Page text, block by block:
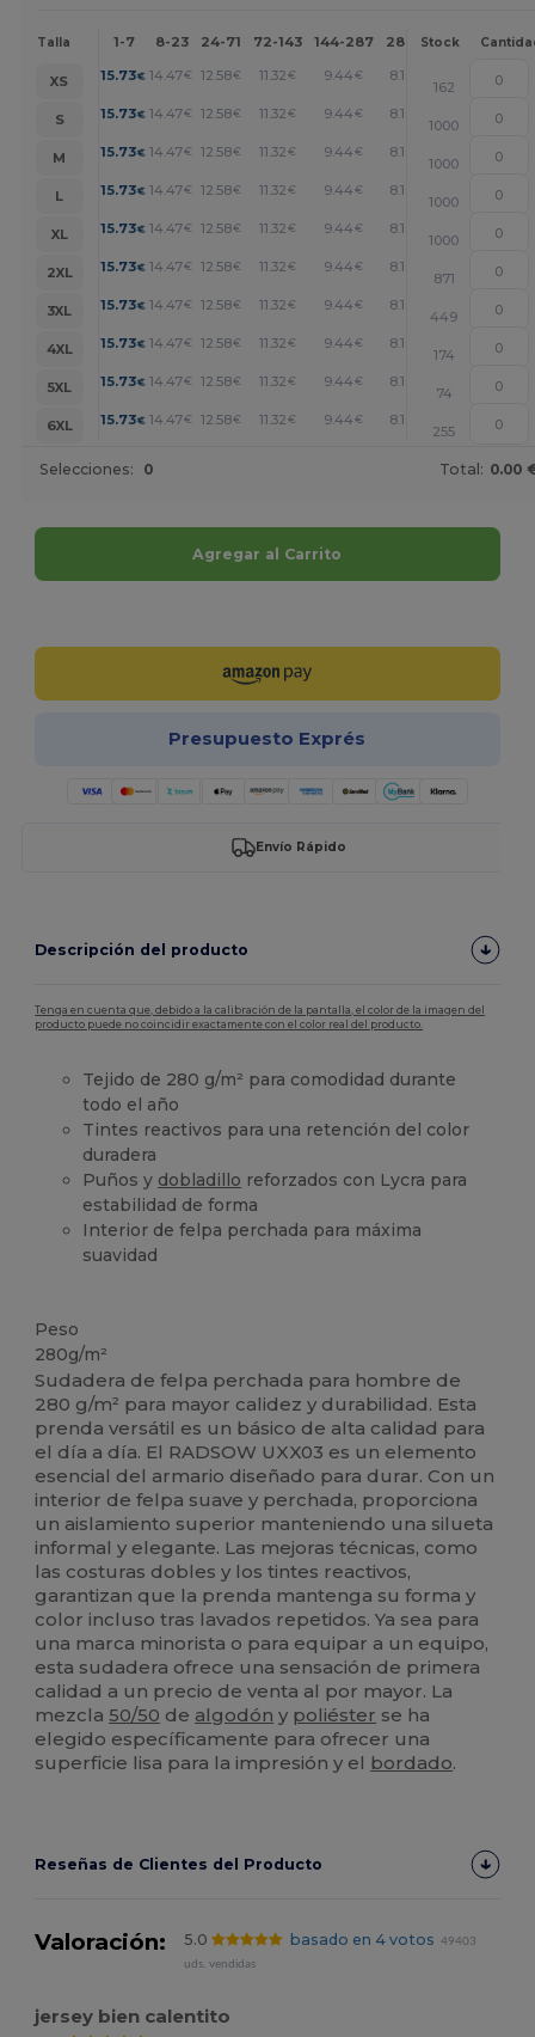
Talla 1-7 8-23 24-71 72-143 144-287 288 + Más
Stock
XS 15.73€ 14.47€ 12.58€ 11.32€ 9.44 € 8.18 +
162
S
15.73€ 14.47€ 12.58€ 11.32€ 9.44 € 8.18 +
1000
M
15.73€ 14.47€ 12.58€ 11.32€ 9.44 € 8.18 +
1000
L
15.73€ 14.47€ 12.58€ 11.32€ 9.44 € 8.18 +
1000
XL
15.73€ 14.47€ 12.58€ 11.32€ 9.44 € 8.18 +
1000
2XL
15.73€ 14.47€ 12.58€ 11.32€ 9.44 € 8.18 +
871
3XL
15.73€ 14.47€ 12.58€ 11.32€ 9.44 € 8.18 +
449
4XL
15.73€ 14.47€ 12.58€ 11.32€ 9.44 € 8.18 +
174
5XL
15.73€ 14.47€ 12.58€ 11.32€ 9.44 € 8.18 +
74
6XL
15.73€ 14.47€ 12.58€ 11.32€ 9.44 € 8.18 +
255
Selecciones: 0 Total: 0.00
Agregar al Carrito
Presupuesto Exprés
Envío Rápido
Descripción del producto
Tenga en cuenta que, debido a la calibración de la pantalla, el color de la imagen del
producto puede no coincidir exactamente con el color real del producto.
Tejido de 280 g/m² para comodidad durante
todo el año
Tintes reactivos para una retención del color
duradera
Puños y dobladillo reforzados con Lycra para
estabilidad de forma
Interior de felpa perchada para máxima
suavidad
Peso
280g/m²
Sudadera de felpa perchada para hombre de
280 g/m² para mayor calidez y durabilidad. Esta
prenda versátil es un básico de alta calidad para
el día a día. El RADSOW UXX03 es un elemento
esencial del armario diseñado para durar. Con un
interior de felpa suave y perchada, proporciona
un aislamiento superior manteniendo una silueta
informal y elegante. Las mejoras técnicas, como
las costuras dobles y los tintes reactivos,
garantizan que la prenda mantenga su forma y
color incluso tras lavados repetidos. Ya sea para
una marca minorista o para equipar a un equipo,
esta sudadera ofrece una sensación de primera
calidad a un precio de venta al por mayor. La
mezcla50/50 de algodón y poliéster se ha
elegido específicamente para ofrecer una
superficie lisa para la impresión y el bordado.
Reseñas de Clientes del Producto
Valoración: 5.0 basado en 4 votos
49403
uds. vendidas
jersey bien calentito